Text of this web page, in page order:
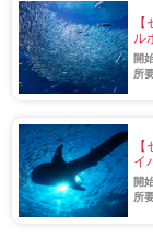
ル
☆
／
開
所
イ
ン
送
開
所